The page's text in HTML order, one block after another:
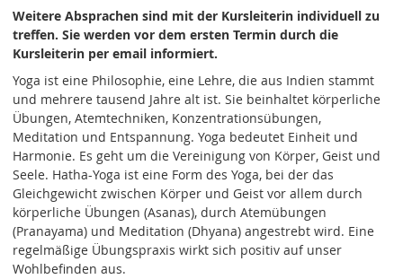
Weitere Absprachen sind mit der Kursleiterin individuell zu
treffen. Sie werden vor dem ersten Termin durch die
Kursleiterin per email informiert.
Yoga ist eine Philosophie, eine Lehre, die aus Indien stammt
und mehrere tausend Jahre alt ist. Sie beinhaltet körperliche
Übungen, Atemtechniken, Konzentrationsübungen,
Meditation und Entspannung. Yoga bedeutet Einheit und
Harmonie. Es geht um die Vereinigung von Körper, Geist und
Seele. Hatha-Yoga ist eine Form des Yoga, bei der das
Gleichgewicht zwischen Körper und Geist vor allem durch
körperliche Übungen (Asanas), durch Atemübungen
(Pranayama) und Meditation (Dhyana) angestrebt wird. Eine
regelmäßige Übungspraxis wirkt sich positiv auf unser
Wohlbefinden aus.